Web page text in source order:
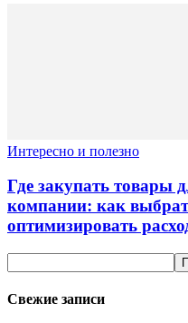
Интересно и полезно
Где закупать товары
компании: как
оптимизировать
Свежие записи